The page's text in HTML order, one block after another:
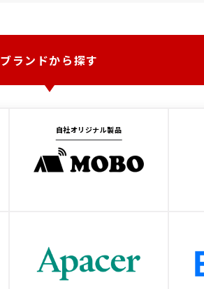
ブランドから探す
自社オリジナル製品